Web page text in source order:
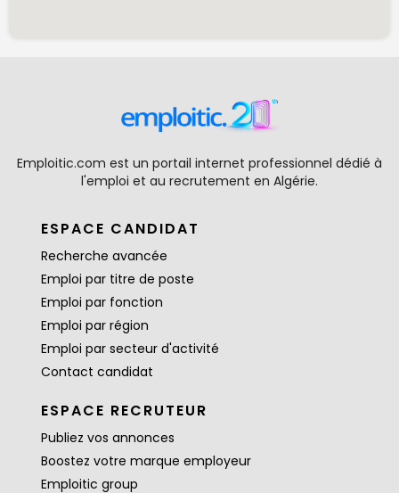
Emploitic.com est un portail internet professionnel dédié à
l'emploi et au recrutement en Algérie.
ESPACE CANDIDAT
Recherche avancée
Emploi par titre de poste
Emploi par fonction
Emploi par région
Emploi par secteur d'activité
Contact candidat
ESPACE RECRUTEUR
Publiez vos annonces
Boostez votre marque employeur
Emploitic group